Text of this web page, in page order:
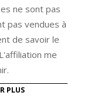
ne sont pas
pas vendues à
de savoir le
me
PLUS